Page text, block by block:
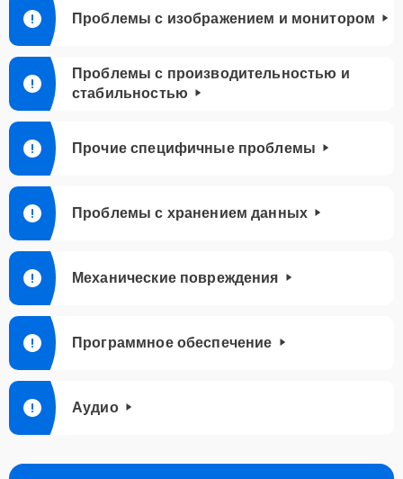
Проблемы с изображением и монитором
Проблемы с производительностью и
стабильностью
Прочие специфичные проблемы
Проблемы с хранением данных
Механические повреждения
Программное обеспечение
Аудио